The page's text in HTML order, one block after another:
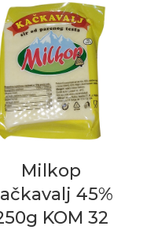
Milkop
45%
KOM 32